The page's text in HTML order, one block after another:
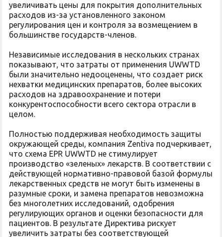
увеличивать цены для покрытия дополнительных
расходов из-за установленного законом
регулирования цен и контроля за возмещением в
большинстве государств-членов.
Независимые исследования в нескольких странах
показывают, что затраты от применения UWWTD
были значительно недооценены, что создает риск
нехватки медицинских препаратов, более высоких
расходов на здравоохранение и потери
конкурентоспособности всего сектора отрасли в
целом.
Полностью поддерживая необходимость защиты
окружающей среды, компания Zentiva подчеркивает,
что схема EPR UWWTD не стимулирует
производство «зеленых» лекарств. В соответствии с
действующей нормативно-правовой базой формулы
лекарственных средств не могут быть изменены в
разумные сроки, и замена препаратов невозможна
без многолетних исследований, одобрения
регулирующих органов и оценки безопасности для
пациентов. В результате Директива рискует
увеличить затраты без соответствующей